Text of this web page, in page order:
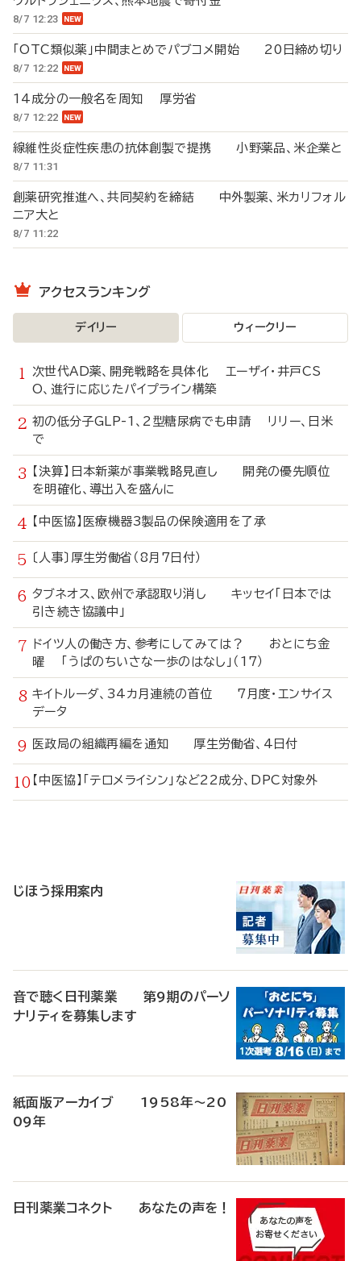
8/7 12:23
「OTC類似薬」中間まとめでパブコメ開始 20日締め切り
8/7 12:22
14成分の一般名を周知 厚労省
8/7 12:22
線維性炎症性疾患の抗体創製で提携 小野薬品、米企業と
8/7 11:31
創薬研究推進へ、共同契約を締結 中外製薬、米カリフォル
ニア大と
8/7 11:22
アクセスランキング
デイリー ウィークリー
次世代AD薬、開発戦略を具体化 エーザイ・井戸CS
O、進行に応じたパイプライン構築
初の低分子GLP-1、2型糖尿病でも申請 リリー、日米
で
【決算】日本新薬が事業戦略見直し 開発の優先順位
を明確化、導出入を盛んに
【中医協】医療機器3製品の保険適用を了承
〔人事〕厚生労働省（8月7日付）
タブネオス、欧州で承認取り消し キッセイ「日本では
引き続き協議中」
ドイツ人の働き方、参考にしてみては？ おとにち金
曜 「うぱのちいさな一歩のはなし」（17）
キイトルーダ、34カ月連続の首位 7月度・エンサイス
データ
医政局の組織再編を通知 厚生労働省、4日付
【中医協】「テロメライシン」など22成分、DPC対象外
じほう採用案内
音で聴く日刊薬業 第9期のパーソ
ナリティを募集します
紙面版アーカイブ 1958年～20
09年
日刊薬業コネクト あなたの声を！